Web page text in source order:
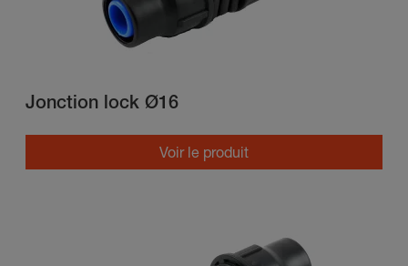
Jonction lock Ø16
Voir le produit